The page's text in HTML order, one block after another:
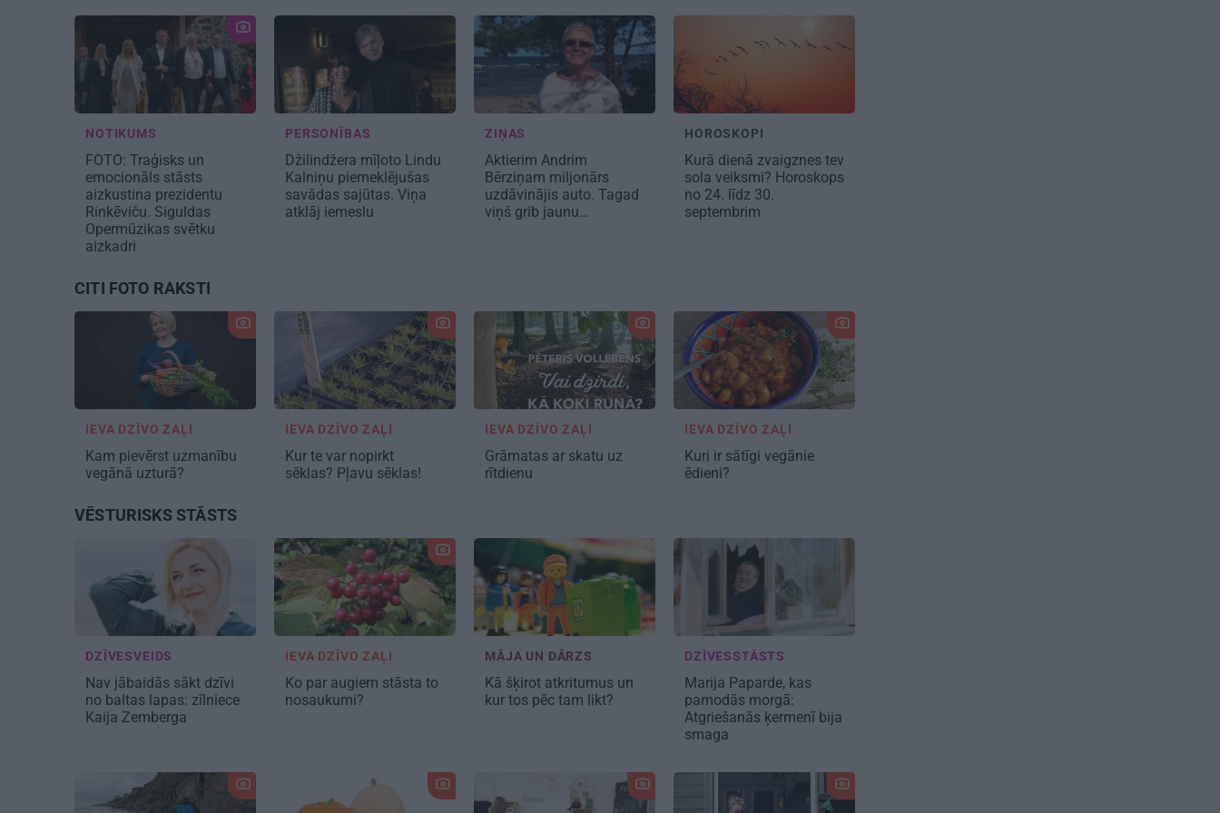
NOTIKUMS
FOTO: Traģisks un
emocionāls stāsts
aizkustina prezidentu
Rinkēviču. Siguldas
Opermūzikas svētku
aizkadri
PERSONĪBAS
Džilindžera mīļoto Lindu
Kalniņu piemeklējušas
savādas sajūtas. Viņa
atklāj iemeslu
ZIŅAS
Aktierim Andrim
Bērziņam miljonārs
uzdāvinājis auto. Tagad
viņš grib jaunu…
HOROSKOPI
Kurā dienā zvaigznes tev
sola veiksmi? Horoskops
no 24. līdz 30.
septembrim
CITI FOTO RAKSTI
IEVA DZĪVO ZAĻI
Kam pievērst uzmanību
vegānā uzturā?
IEVA DZĪVO ZAĻI
Kur te var nopirkt
sēklas? Pļavu sēklas!
IEVA DZĪVO ZAĻI
Grāmatas ar skatu uz
rītdienu
IEVA DZĪVO ZAĻI
Kuri ir sātīgi vegānie
ēdieni?
VĒSTURISKS STĀSTS
DZĪVESVEIDS
Nav jābaidās sākt dzīvi
no baltas lapas: zīlniece
Kaija Zemberga
IEVA DZĪVO ZAĻI
Ko par augiem stāsta to
nosaukumi?
MĀJA UN DĀRZS
Kā šķirot atkritumus un
kur tos pēc tam likt?
DZĪVESSTĀSTS
Marija Paparde, kas
pamodās morgā:
Atgriešanās ķermenī bija
smaga